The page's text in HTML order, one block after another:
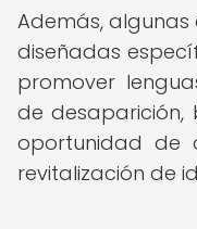
Además,
diseñadas
promover
de desaparición,
oportunidad de
revitalización de